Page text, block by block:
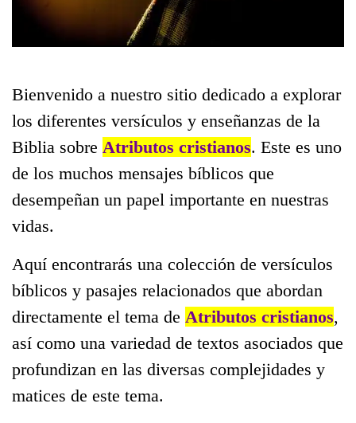
Bienvenido a nuestro sitio dedicado a explorar
los diferentes versículos y enseñanzas de la
Biblia sobre Atributos cristianos. Este es uno
de los muchos mensajes bíblicos que
desempeñan un papel importante en nuestras
vidas.
Aquí encontrarás una colección de versículos
bíblicos y pasajes relacionados que abordan
directamente el tema de Atributos cristianos,
así como una variedad de textos asociados que
profundizan en las diversas complejidades y
matices de este tema.